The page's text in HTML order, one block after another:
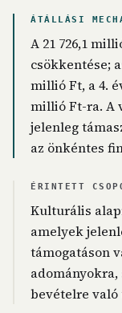
ÁTÁLLÁSI
A 21 726,1
csökkentése;
millió Ft, a 4.
millió Ft-ra. A
jelenleg
az önkéntes
ÉRINTETT
Kulturális
amelyek
támogatáson
bevételre való